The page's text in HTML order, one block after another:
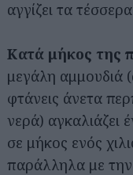
αγγίζει τα
Κατά μήκος της
μεγάλη αμμουδιά
φτάνεις άνετα
νερά) αγκαλιάζει
σε μήκος ενός
παράλληλα με